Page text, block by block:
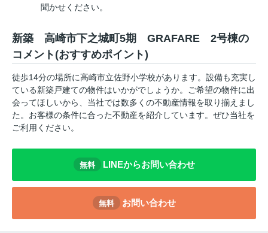
聞かせください。
新築 高崎市下之城町5期 GRAFARE 2号棟の
コメント(おすすめポイント)
徒歩14分の場所に高崎市立佐野小学校があります。設備も充実し
ている新築戸建ての物件はいかがでしょうか。ご希望の物件に出
会ってほしいから、当社では数多くの不動産情報を取り揃えまし
た。お客様の条件に合った不動産を紹介しています。ぜひ当社を
ご利用ください。
無料 LINEからお問い合わせ
無料 お問い合わせ